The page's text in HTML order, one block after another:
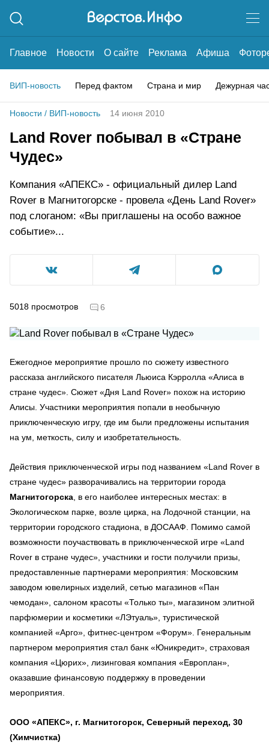
Главное Новости О сайте Реклама Афиша
ВИП-новость Перед фактом Страна и мир Дежурная
Новости / ВИП-новость 14 июня 2010
Land Rover побывал в «Стране
Чудес»
Компания «АПЕКС» - официальный дилер Land
Rover в Магнитогорске - провела «День Land Rover»
под слоганом: «Вы приглашены на особо важное
событие»...
5018 просмотров 6
Ежегодное мероприятие прошло по сюжету известного
рассказа английского писателя Льюиса Кэрролла «Алиса в
стране чудес». Сюжет «Дня Land Rover» похож на историю
Алисы. Участники мероприятия попали в необычную
приключенческую игру, где им были предложены испытания
на ум, меткость, силу и изобретательность.
Действия приключенческой игры под названием «Land Rover в
стране чудес» разворачивались на территории города
Магнитогорска , в его наиболее интересных местах: в
Экологическом парке, возле цирка, на Лодочной станции, на
территории городского стадиона, в ДОСААФ. Помимо самой
возможности поучаствовать в приключенческой игре «Land
Rover в стране чудес», участники и гости получили призы,
предоставленные партнерами мероприятия: Московским
заводом ювелирных изделий, сетью магазинов «Пан
чемодан», салоном красоты «Только ты», магазином элитной
парфюмерии и косметики «ЛЭтуаль», туристической
компанией «Арго», фитнес-центром «Форум». Генеральным
партнером мероприятия стал банк «Юникредит», страховая
компания «Цюрих», лизинговая компания «Европлан»,
оказавшие финансовую поддержку в проведении
мероприятия.
ООО «АПЕКС», г. Магнитогорск, Северный переход, 30
(Химчистка)